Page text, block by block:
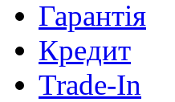
Гарантія
Кредит
Trade-In